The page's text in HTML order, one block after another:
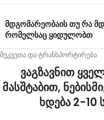
ᲛᲓᲒᲝᲛᲐᲠᲔᲝᲑᲐᲘᲡ ᲗᲣ ᲠᲐ
ᲠᲝᲛᲔᲚᲡᲐᲪ ᲧᲘᲓᲣᲚᲝᲑᲗ
შეკვეთა და ტრანსპორტირება
ვაგზავნით
მასშტაბით,
ხდება 2-10